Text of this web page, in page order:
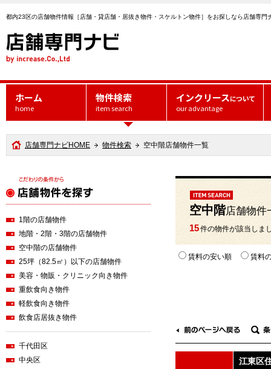
都内23区の店舗物件情報［店舗・貸店舗・居抜き物件・スケルトン物件］をお探しなら店舗専門
ホーム
home
物件検索
item search
インクリースについて
our advantage
店舗専門ナビHOME 物件検索 空中階店舗物件一覧
空中階店舗物件
15件の物件が該当しま
賃料の安い順 賃料
江東区
1階の店舗物件
地階・2階・3階の店舗物件
空中階の店舗物件
25坪（82.5㎡）以下の店舗物件
美容・物販・クリニック向き物件
重飲食向き物件
軽飲食向き物件
飲食店居抜き物件
千代田区
中央区